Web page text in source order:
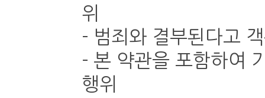
위
- 범죄와 결부된다고
- 본 약관을 포함하여
행위